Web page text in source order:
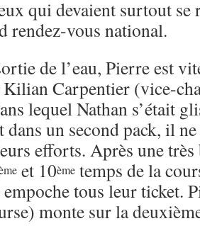
qui devaient surtout se
rendez-vous national.
de l’eau, Pierre est
Kilian Carpentier (vice-
lequel Nathan s’était
dans un second pack, il
efforts. Après une
et 10ème temps de la
tous leur ticket.
monte sur la